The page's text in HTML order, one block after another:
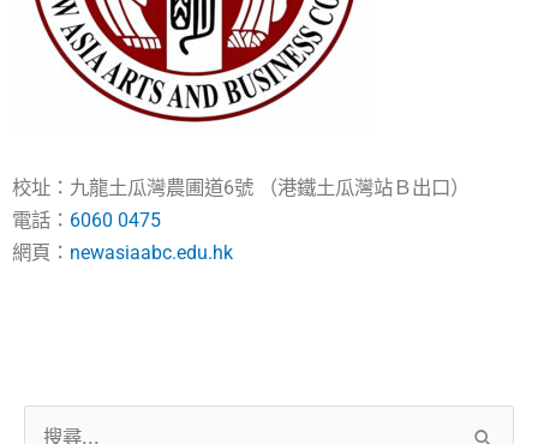
校址：九龍土瓜灣農圃道6號 （港鐵土瓜灣站Ｂ出口）
電話： 6060 0475
網頁： newasiaabc.edu.hk